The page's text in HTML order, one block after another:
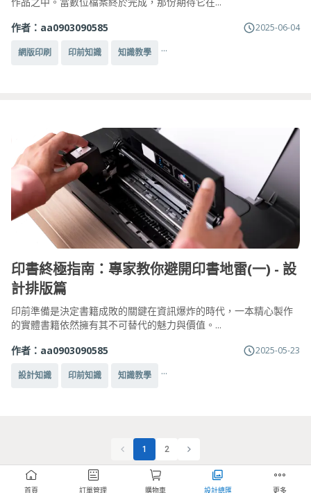
作者： aa0903090585 2025-06-04
網版印刷 印前知識 知識教學 ...
印書終極指南：專家教你避開印書地雷(一) - 設
計排版篇
印前準備是決定書籍成敗的關鍵在資訊爆炸的時代，一本精心製作
的實體書籍依然擁有其不可替代的魅力與價值。...
作者： aa0903090585 2025-05-23
設計知識 印前知識 知識教學 ...
1 2
首頁 訂單管理 購物車 設計總匯 更多